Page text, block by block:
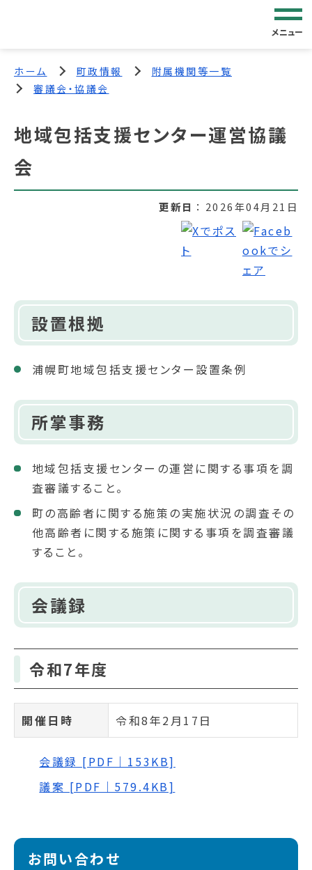
メニュー
ホーム 町政情報
附属機関等一覧
審議会・協議会
地域包括支援センター運営協議
会
更新日 2026年04月21日
設置根拠
浦幌町地域包括支援センター設置条例
所掌事務
地域包括支援センターの運営に関する事項を調
査審議すること。
町の高齢者に関する施策の実施状況の調査その
他高齢者に関する施策に関する事項を調査審議
すること。
会議録
令和7年度
開催日時 令和8年2月17日
会議録 [PDF｜153KB]
議案 [PDF｜579.4KB]
お問い合わせ